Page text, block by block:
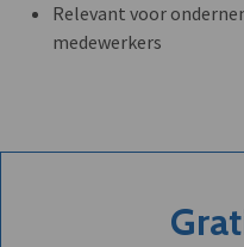
Relevant voor
medewerkers